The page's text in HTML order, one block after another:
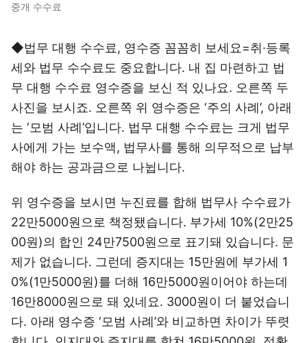
중개 수수료
◆법무 대행 수수료, 영수증 꼼꼼히 보세요=취·등록
세와 법무 수수료도 중요합니다. 내 집 마련하고 법
무 대행 수수료 영수증을 보신 적 있나요. 오른쪽 두
사진을 보시죠. 오른쪽 위 영수증은 ‘주의 사례’, 아래
는 ‘모범 사례’입니다. 법무 대행 수수료는 크게 법무
사에게 가는 보수액, 법무사를 통해 의무적으로 납부
해야 하는 공과금으로 나뉩니다.
위 영수증을 보시면 누진료를 합해 법무사 수수료가
22만5000원으로 책정됐습니다. 부가세 10%(2만25
00원)의 합인 24만7500원으로 표기돼 있습니다. 문
제가 없습니다. 그런데 증지대는 15만원에 부가세 1
0%(1만5000원)를 더해 16만5000원이어야 하는데
16만8000원으로 돼 있네요. 3000원이 더 붙었습니
다. 아래 영수증 ‘모범 사례’와 비교하면 차이가 뚜렷